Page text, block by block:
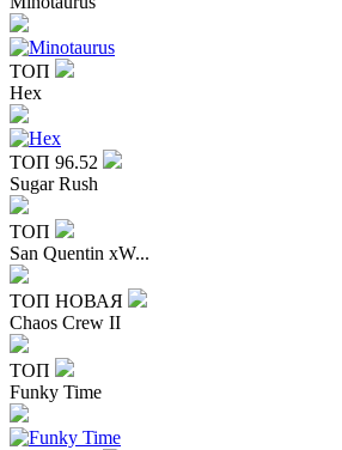
ТОП
Hex
ТОП 96.52
Sugar Rush
ТОП
San Quentin xW...
ТОП НОВАЯ
Chaos Crew II
ТОП
Funky Time